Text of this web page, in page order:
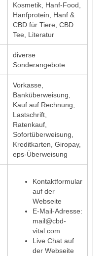
Kosmetik, Hanf-Food,
Hanfprotein, Hanf &
CBD für Tiere, CBD
Tee, Literatur
diverse
Sonderangebote
Vorkasse,
Banküberweisung,
Kauf auf Rechnung,
Lastschrift,
Ratenkauf,
Sofortüberweisung,
Kreditkarten, Giropay,
eps-Überweisung
Kontaktformular
auf der
Webseite
E-Mail-Adresse:
mail@cbd-
vital.com
Live Chat auf
der Webseite